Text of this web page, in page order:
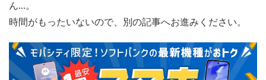
ん…。
時間がもったいないので、別の記事へお進みください。